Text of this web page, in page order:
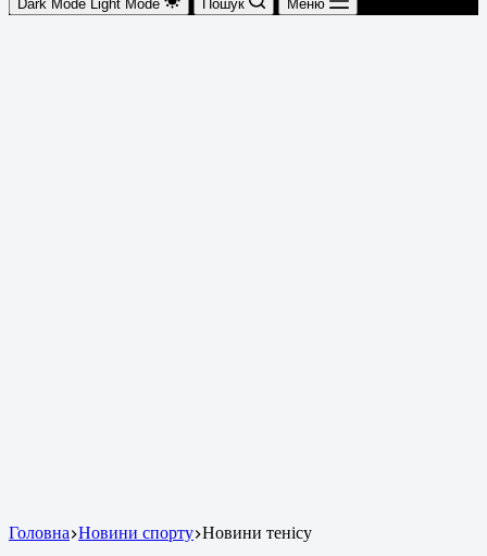
Dark Mode Light Mode Пошук Меню
Головна Новини спорту Новини тенісу